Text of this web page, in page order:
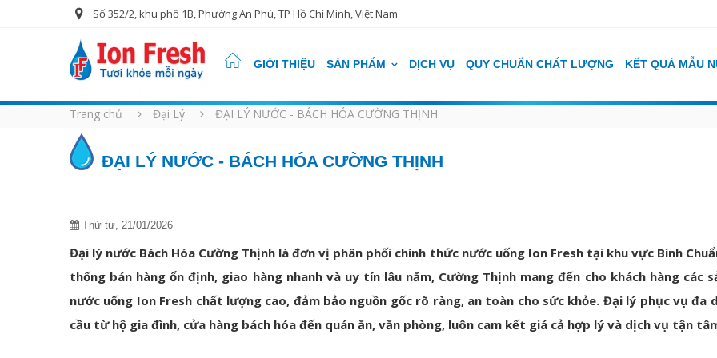
Số 352/2, khu phố 1B, Phường An Phú, TP Hồ Chí Minh, Việt Nam
GIỚI THIỆU SẢN PHẨM DỊCH VỤ QUY CHUẨN CHẤT LƯỢNG KẾT QUẢ MẪU
Trang chủ Đại Lý ĐẠI LÝ NƯỚC - BÁCH HÓA CƯỜNG THỊNH
ĐẠI LÝ NƯỚC - BÁCH HÓA CƯỜNG THỊNH
Thứ tư, 21/01/2026
Đại lý nước Bách Hóa Cường Thịnh là đơn vị phân phối chính thức nước uống Ion Fresh tại khu vực Bình
thống bán hàng ổn định, giao hàng nhanh và uy tín lâu năm, Cường Thịnh mang đến cho khách hàng các
nước uống Ion Fresh chất lượng cao, đảm bảo nguồn gốc rõ ràng, an toàn cho sức khỏe. Đại lý phục vụ đa
cầu từ hộ gia đình, cửa hàng bách hóa đến quán ăn, văn phòng, luôn cam kết giá cả hợp lý và dịch vụ tận